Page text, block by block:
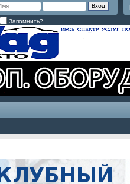
Запомнить?